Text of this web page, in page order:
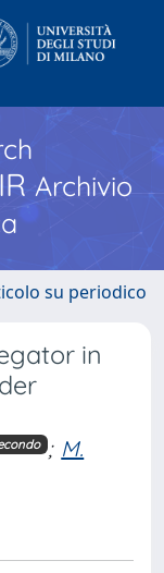
Archivio
su periodico
in
; M.